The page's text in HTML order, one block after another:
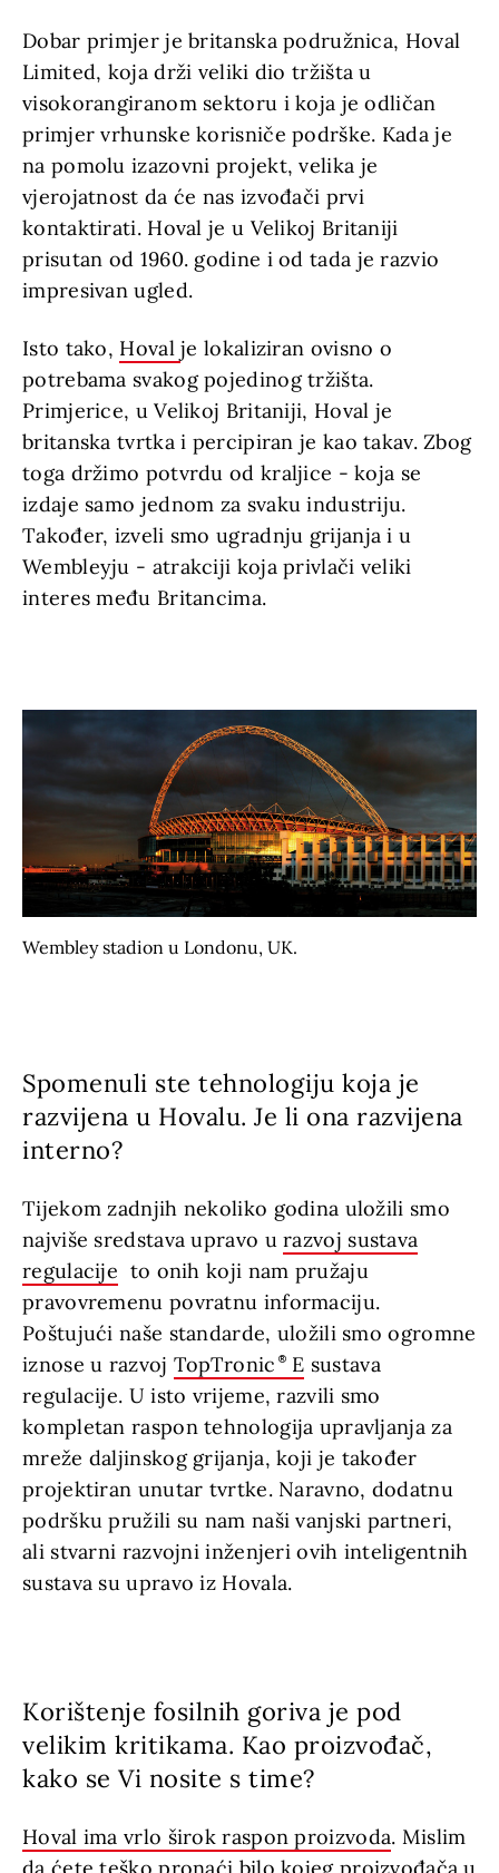
Dobar primjer je britanska podružnica, Hoval
Limited, koja drži veliki dio tržišta u
visokorangiranom sektoru i koja je odličan
primjer vrhunske korisniče podrške. Kada je
na pomolu izazovni projekt, velika je
vjerojatnost da će nas izvođači prvi
kontaktirati. Hoval je u Velikoj Britaniji
prisutan od 1960. godine i od tada je razvio
impresivan ugled.
Isto tako, Hovalje lokaliziran ovisno o
potrebama svakog pojedinog tržišta.
Primjerice, u Velikoj Britaniji, Hoval je
britanska tvrtka i percipiran je kao takav. Zbog
toga držimo potvrdu od kraljice - koja se
izdaje samo jednom za svaku industriju.
Također, izveli smo ugradnju grijanja i u
Wembleyju - atrakciji koja privlači veliki
interes među Britancima.
Wembley stadion u Londonu, UK.
Spomenuli ste tehnologiju koja je
razvijena u Hovalu. Je li ona razvijena
interno?
Tijekom zadnjih nekoliko godina uložili smo
najviše sredstava upravo urazvoj sustava
regulacije to onih koji nam pružaju
pravovremenu povratnu informaciju.
Poštujući naše standarde, uložili smo ogromne
iznose u razvoj TopTronic E sustava
regulacije. U isto vrijeme, razvili smo
kompletan raspon tehnologija upravljanja za
mreže daljinskog grijanja, koji je također
projektiran unutar tvrtke. Naravno, dodatnu
podršku pružili su nam naši vanjski partneri,
ali stvarni razvojni inženjeri ovih inteligentnih
sustava su upravo iz Hovala.
Korištenje fosilnih goriva je pod
velikim kritikama. Kao proizvođač,
kako se Vi nosite s time?
Hoval ima vrlo širok raspon proizvoda. Mislim